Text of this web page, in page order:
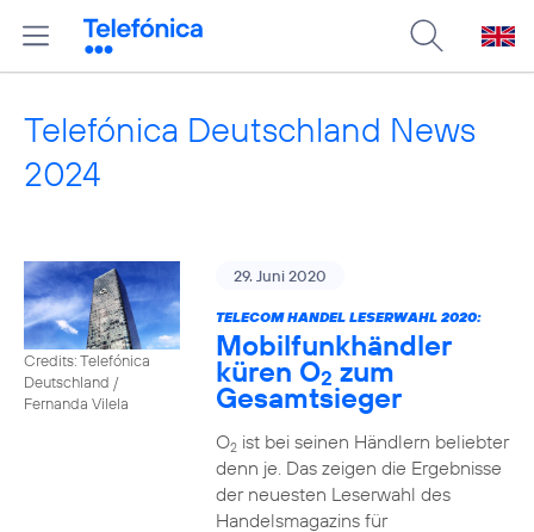
Telefónica Deutschland News
2024
Credits: Telefónica
Deutschland /
Fernanda Vilela
29. Juni 2020
TELECOM HANDEL LESERWAHL 2020:
Mobilfunkhändler
küren O2 zum
Gesamtsieger
O2ist bei seinen Händlern beliebter
denn je. Das zeigen die Ergebnisse
der neuesten Leserwahl des
Handelsmagazins für